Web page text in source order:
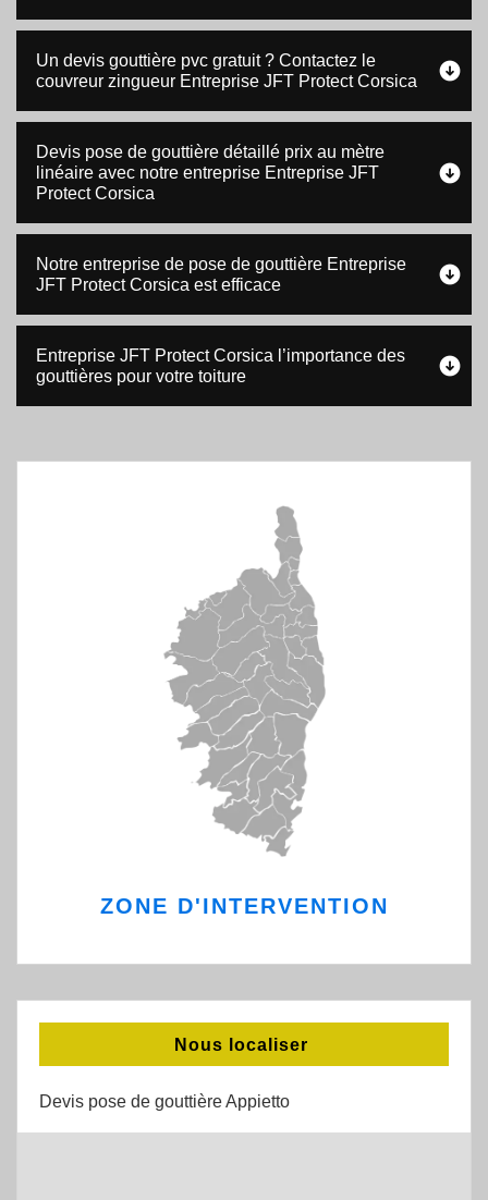
Un devis gouttière pvc gratuit ? Contactez le
couvreur zingueur Entreprise JFT Protect Corsica
Devis pose de gouttière détaillé prix au mètre
linéaire avec notre entreprise Entreprise JFT
Protect Corsica
Notre entreprise de pose de gouttière Entreprise
JFT Protect Corsica est efficace
Entreprise JFT Protect Corsica l’importance des
gouttières pour votre toiture
ZONE D'INTERVENTION
Nous localiser
Devis pose de gouttière Appietto